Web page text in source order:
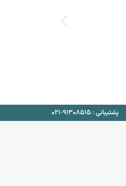
پشتیبانی : ۹۱۳۰۸۵۱۵-۰۲۱